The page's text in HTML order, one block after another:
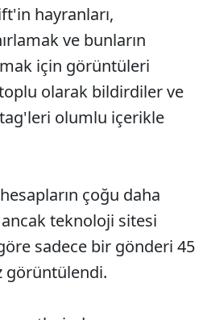
hayranları,
ve bunların
için görüntüleri
olarak bildirdiler ve
olumlu içerikle
çoğu daha
ancak teknoloji sitesi
sadece bir gönderi 45
görüntülendi.